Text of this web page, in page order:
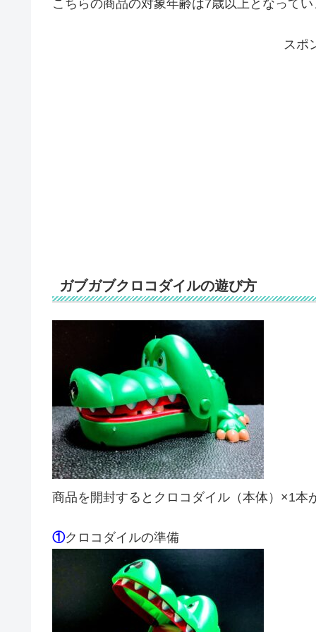
こちらの商品の対象年齢は7歳以上となってい
スポ
ガブガブクロコダイルの遊び方
商品を開封するとクロコダイル（本体）×1本
①クロコダイルの準備